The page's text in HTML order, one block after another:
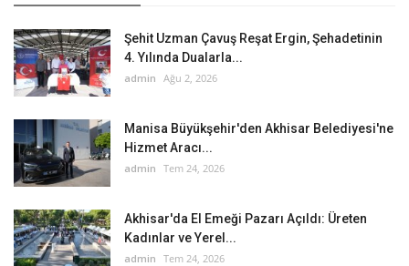
Şehit Uzman Çavuş Reşat Ergin, Şehadetinin
4. Yılında Dualarla...
admin Ağu 2, 2026
Manisa Büyükşehir'den Akhisar Belediyesi'ne
Hizmet Aracı...
admin Tem 24, 2026
Akhisar'da El Emeği Pazarı Açıldı: Üreten
Kadınlar ve Yerel...
admin Tem 24, 2026